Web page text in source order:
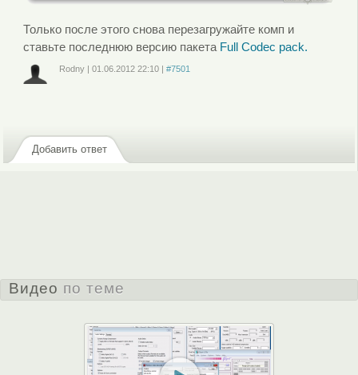
Только после этого снова перезагружайте комп и
ставьте последнюю версию пакета Full Сodec pack.
Rodny |01.06.2012 22:10 |#7501
Добавить ответ
Видео по теме